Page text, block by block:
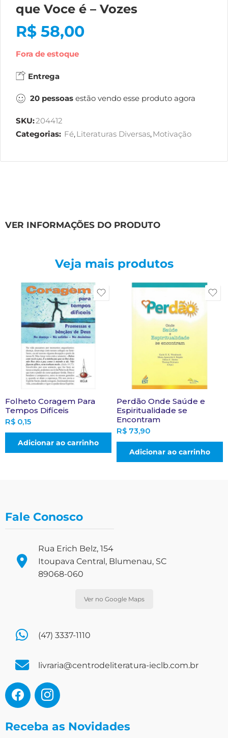
que Voce é – Vozes
R$ 58,00
Fora de estoque
Entrega
20 pessoas estão vendo esse produto agora
SKU:204412
Categorias: Fé,Literaturas Diversas,Motivação
VER INFORMAÇÕES DO PRODUTO
Veja mais produtos
Folheto Coragem Para
Tempos Difíceis
R$ 0,15
Adicionar ao carrinho
Perdão Onde Saúde e
Espiritualidade se
Encontram
R$ 73,90
Adicionar ao carrinho
Fale Conosco
Rua Erich Belz, 154
Itoupava Central, Blumenau, SC
89068-060
Ver no Google Maps
(47) 3337-1110
livraria@centrodeliteratura-ieclb.com.br
Receba as Novidades